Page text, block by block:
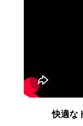
快適な